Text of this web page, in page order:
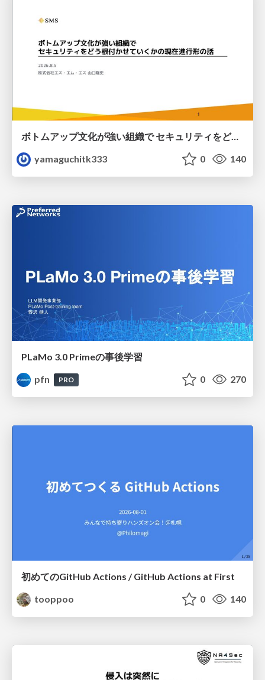
ボトムアップ文化が強い組織で セキュリティをどう根付かせていくかの現在進行形の話 / Making Security Stick in a Bottom-Up Organization
yamaguchitk333
0 140
PLaMo 3.0 Primeの事後学習
pfn
PRO 0 270
初めてのGitHub Actions / GitHub Actions at First
tooppoo
0 140